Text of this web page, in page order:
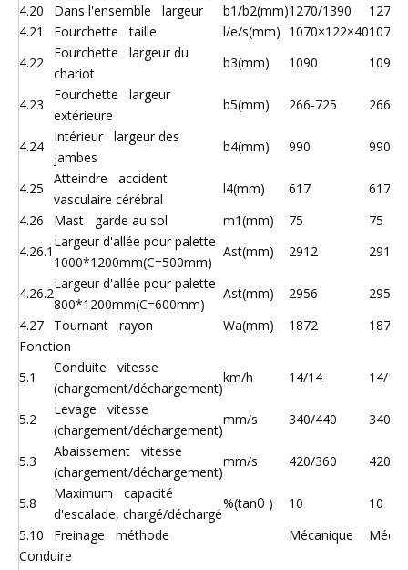
4.20
Dans l'ensemble largeur b1/b2(mm)1270/1390
1270/
4.21
Fourchette taille l/e/s(mm) 1070×122×40
4.22
Fourchette largeur du
chariot
b3(mm) 1090 1090
4.23
Fourchette largeur
extérieure
b5(mm) 266-725 266-
4.24
Intérieur largeur des
jambes
b4(mm) 990 990
4.25
Atteindre accident
vasculaire cérébral
l4(mm) 617
617
4.26
Mast garde au sol m1(mm) 75
75
4.26.1
Largeur d'allée pour palette
1000*1200mm(C=500mm)
Ast(mm) 2912 2912
4.26.2
Largeur d'allée pour palette
800*1200mm(C=600mm)
Ast(mm) 2956
2956
4.27
Tournant rayon Wa(mm) 1872
1872
Fonction
5.1
Conduite vitesse
(chargement/déchargement)
km/h 14/14 14/14
5.2
Levage vitesse
(chargement/déchargement)
mm/s 340/440 340/
5.3
Abaissement vitesse
(chargement/déchargement)
mm/s 420/360 420/
5.8
Maximum capacité
d'escalade, chargé/déchargé
%(tanθ ) 10
10
5.10
Freinage méthode Mécanique
Conduire